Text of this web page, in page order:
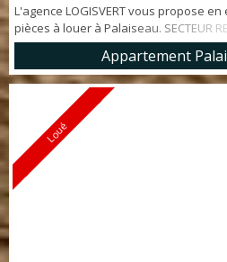
L'agence LOGISVERT vous propose
pièces à louer à Palaiseau. SECTEUR
d'environ 61 m² en BON ÉTAT
ouverte sur séjour exposé SUD, WC
deux chambres. Un BALCON, une
CAVE complètent ce bien. PROCHE
auxquels ce bien est...
Appartement
Loué